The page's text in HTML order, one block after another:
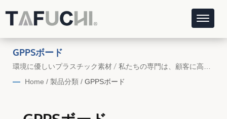
GPPSボード
環境に優しいプラスチック素材 / 私たちの専門は、顧客に高品
質なサービスと高品質な製品を提供することです。
Home / 製品分類 / GPPSボード